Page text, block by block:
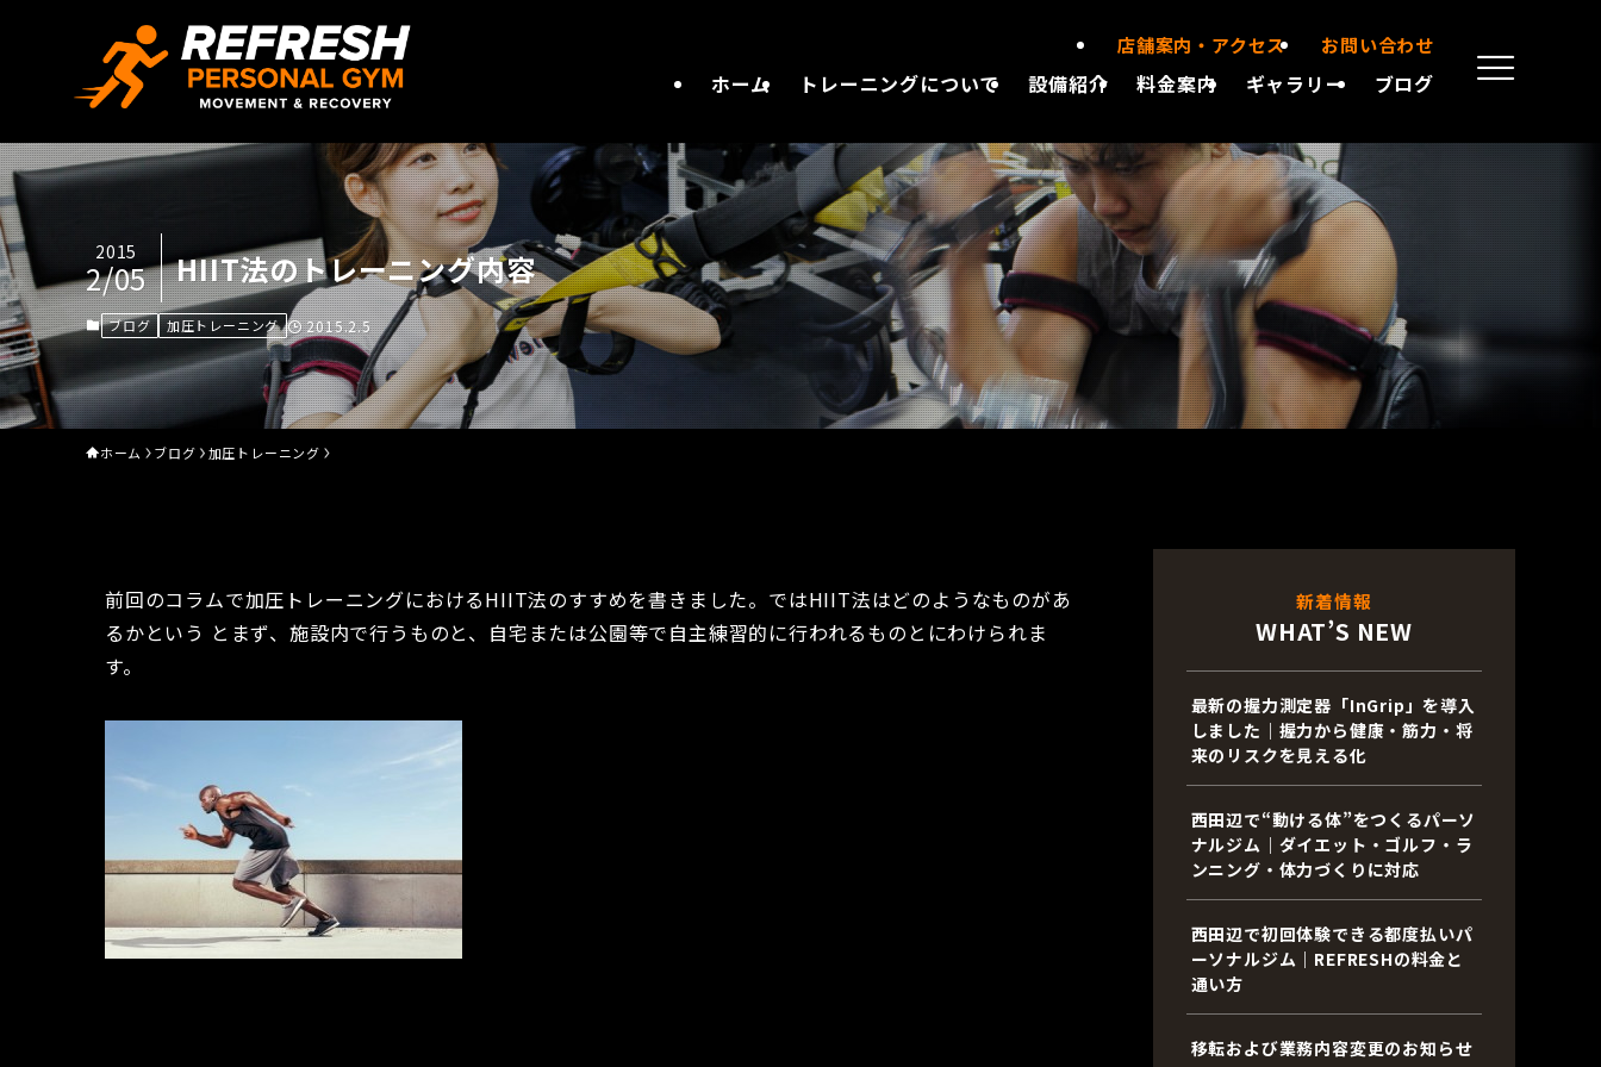
ホーム トレーニングについて 設備紹介 料金案内 ギャラリー ブログ
店舗案内・アクセス お問い合わせ
HIIT法のトレーニング内容
2015
2/05
ブログ 加圧トレーニング 2015.2.5
ホーム ブログ 加圧トレーニング
前回のコラムで加圧トレーニングにおけるHIIT法のすすめを書きました。ではHIIT法はどのようなものがあ
るかという とまず、施設内で行うものと、自宅または公園等で自主練習的に行われるものとにわけられま
す。
新着情報
WHAT’S NEW
最新の握力測定器「InGrip」を導入
しました｜握力から健康・筋力・将
来のリスクを見える化
西田辺で“動ける体”をつくるパーソ
ナルジム｜ダイエット・ゴルフ・ラ
ンニング・体力づくりに対応
西田辺で初回体験できる都度払いパ
ーソナルジム｜REFRESHの料金と
通い方
移転および業務内容変更のお知らせ